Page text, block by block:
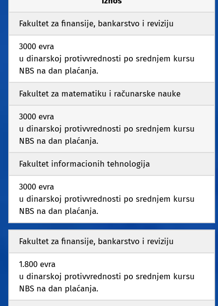
Fakultet za finansije, bankarstvo i reviziju
3000 evra
u dinarskoj protivvrednosti po srednjem kursu
NBS na dan plaćanja.
Fakultet za matematiku i računarske nauke
3000 evra
u dinarskoj protivvrednosti po srednjem kursu
NBS na dan plaćanja.
Fakultet informacionih tehnologija
3000 evra
u dinarskoj protivvrednosti po srednjem kursu
NBS na dan plaćanja.
Fakultet za finansije, bankarstvo i reviziju
1.800 evra
u dinarskoj protivvrednosti po srednjem kursu
NBS na dan plaćanja.